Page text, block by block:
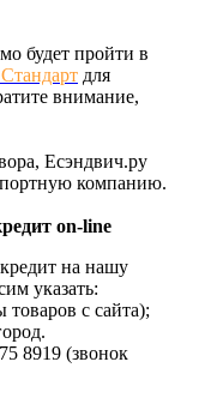
будет пройти в
для
внимание,
Есэндвич.ру
компанию.
on-line
на нашу
указать:
с сайта);
8919 (звонок